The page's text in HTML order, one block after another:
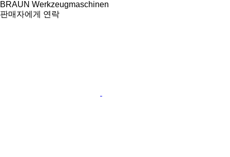
BRAUN Werkzeugmaschinen
판매자에게 연락